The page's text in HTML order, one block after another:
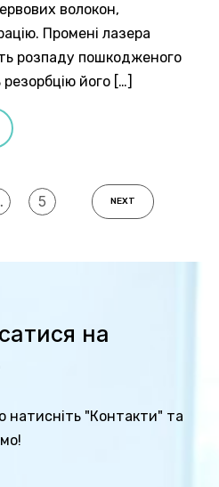
волокон,
Промені лазера
розпаду пошкодженого
його […]
5 NEXT
на
натисніть "Контакти" та